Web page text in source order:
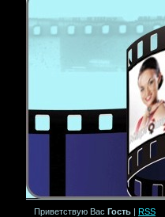
Приветствую Вас Гость | RSS